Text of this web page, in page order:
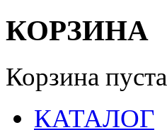
КОРЗИНА
Корзина пуста
КАТАЛОГ